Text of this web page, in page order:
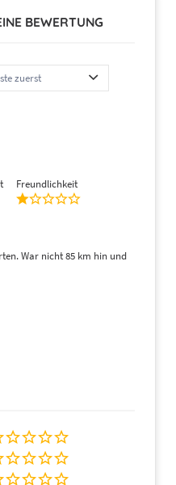
BEWERTUNG
Freundlichkeit
War nicht 85 km hin und